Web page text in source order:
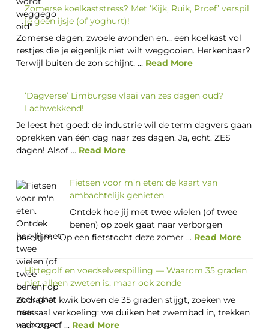
Zomerse koelkaststress? Met ‘Kijk, Ruik, Proef’ verspil
je geen ijsje (of yoghurt)!
Zomerse dagen, zwoele avonden en… een koelkast vol
restjes die je eigenlijk niet wilt weggooien. Herkenbaar?
Terwijl buiten de zon schijnt, ... Read More
‘Dagverse’ Limburgse vlaai van zes dagen oud?
Lachwekkend!
Je leest het goed: de industrie wil de term dagvers gaan
oprekken van één dag naar zes dagen. Ja, echt. ZES
dagen! Alsof ... Read More
Fietsen voor m’n eten: de kaart van
ambachtelijk genieten
Ontdek hoe jij met twee wielen (of twee
benen) op zoek gaat naar verborgen
pareltjes Op een fietstocht deze zomer ... Read More
Hittegolf en voedselverspilling — Waarom 35 graden
niet alleen zweten is, maar ook zonde
Zodra het kwik boven de 35 graden stijgt, zoeken we
massaal verkoeling: we duiken het zwembad in, trekken
naar zee of ... Read More